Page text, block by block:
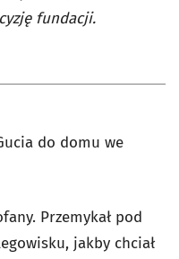
fundacji.
do domu we
Przemykał pod
jakby chciał